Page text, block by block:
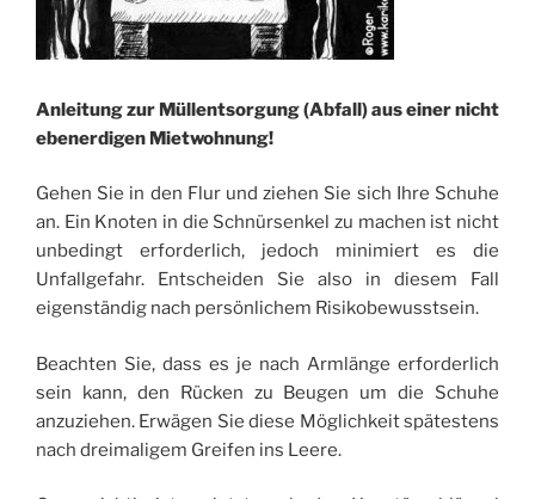
Anleitung zur Müllentsorgung (Abfall) aus einer nicht
ebenerdigen Mietwohnung!
Gehen Sie in den Flur und ziehen Sie sich Ihre Schuhe
an. Ein Knoten in die Schnürsenkel zu machen ist nicht
unbedingt erforderlich, jedoch minimiert es die
Unfallgefahr. Entscheiden Sie also in diesem Fall
eigenständig nach persönlichem Risikobewusstsein.
Beachten Sie, dass es je nach Armlänge erforderlich
sein kann, den Rücken zu Beugen um die Schuhe
anzuziehen. Erwägen Sie diese Möglichkeit spätestens
nach dreimaligem Greifen ins Leere.